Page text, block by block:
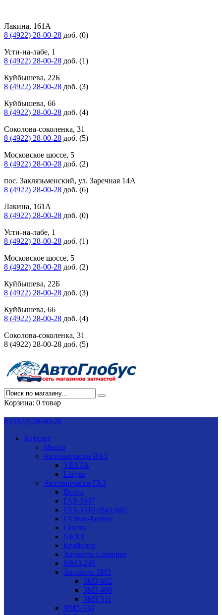
Лакина, 161А
8 (4922) 28-00-28 доб. (0)
Усти-на-лабе, 1
8 (4922) 28-00-28 доб. (1)
Куйбышева, 22Б
8 (4922) 28-00-28 доб. (3)
Куйбышева, 66
8 (4922) 28-00-28 доб. (4)
Соколова-соколенка, 31
8 (4922) 28-00-28 доб. (5)
Московское шоссе, 5
8 (4922) 28-00-28 доб. (2)
пос. Заклязьменский, ул. Заречная 14А
8 (4922) 28-00-28 доб. (6)
Лакина, 161А
8 (4922) 28-00-28 доб. (0)
Усти-на-лабе, 1
8 (4922) 28-00-28 доб. (1)
Московское шоссе, 5
8 (4922) 28-00-28 доб. (2)
Куйбышева, 22Б
8 (4922) 28-00-28 доб. (3)
Куйбышева, 66
8 (4922) 28-00-28 доб. (4)
Соколова-соколенка, 31
8 (4922) 28-00-28 доб. (5)
Корзина: 0 товар
8 (4922) 28-00-28
Каталог
Масло
Автозапчасти ВАЗ
VESTA
Largus
Автозапчасти ГАЗ
Волга
ГАЗ-3307
ГАЗ-3310 (Валдай)
ГАЗель-Бизнес
Газель
NEXT
Крайслер
Запчасти Cummins
ММЗ-245
Запчасти ЗМЗ
ЗМЗ 402
ЗМЗ 406
ЗМЗ 511
ЯМЗ-534